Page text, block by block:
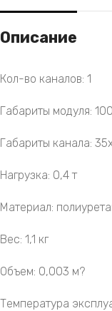
Описание
Кол-во каналов: 1
Габариты модуля:
Габариты канала:
Нагрузка: 0,4 т
Материал:
Вес: 1,1 кг
Объем: 0,003 м?
Температура